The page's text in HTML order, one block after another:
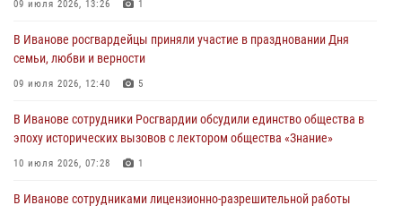
Представители ивановского ОМОН "Спарта" провели обучающее
27 июля 2026, 12:56
09 июля 2026, 13:26 1
В Иванове росгвардейцы приняли участие в праздновании Дня
семьи, любви и верности
09 июля 2026, 12:40 5
В Иванове сотрудники Росгвардии обсудили единство общества в
эпоху исторических вызовов с лектором общества «Знание»
10 июля 2026, 07:28 1
В Иванове сотрудниками лицензионно-разрешительной работы